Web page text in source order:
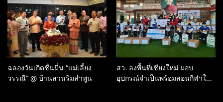
ฉลองวันเกิดชื่นมื่น “แม่เลี้ยง
วรรณี” @ บ้านสวนริมลำพูน
สว. ลงพื้นที่เชียงใหม่ มอบ
อุปกรณ์จำเป็นพร้อมสอนกีฬาให้